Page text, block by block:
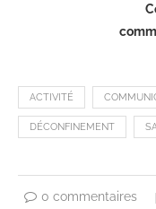
ACTIVITÉ
DÉCONFINEMENT
0 commentaires